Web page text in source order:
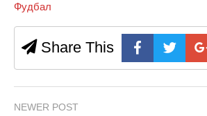
Фудбал
Share This
NEWER POST